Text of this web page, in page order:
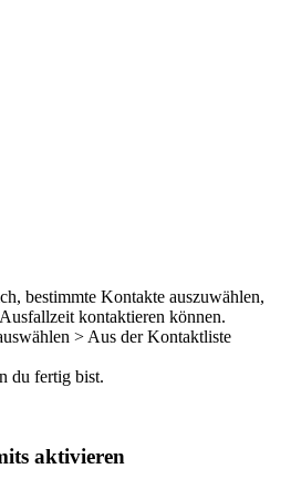
bestimmte Kontakte auszuwählen,
kontaktieren können.
> Aus der Kontaktliste
du fertig bist.
aktivieren